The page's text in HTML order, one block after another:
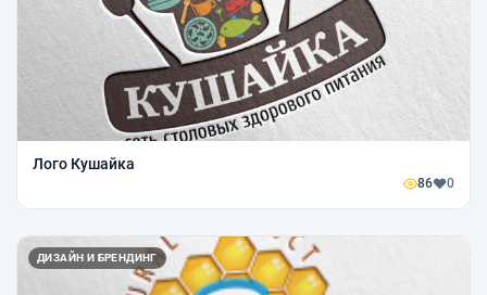
Лого Кушайка
86 0
ДИЗАЙН И БРЕНДИНГ